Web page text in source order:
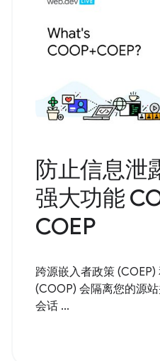
防止信息泄
强大功能
COEP
跨源嵌入者政策
(COOP) 会隔离您的源
会话 ...